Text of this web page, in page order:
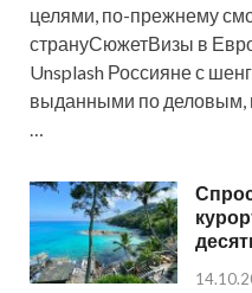
целями, по-прежнему
странуСюжетВизы в
Unsplash Россияне с
выданными по деловым,
…